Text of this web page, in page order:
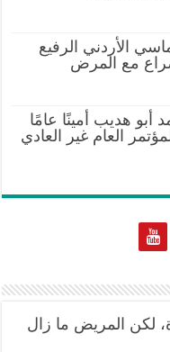
الأردني الرفيع
مع المرض
أبو هديب أمينًا عامًا
العام غير العادي
لكن المريض ما زال